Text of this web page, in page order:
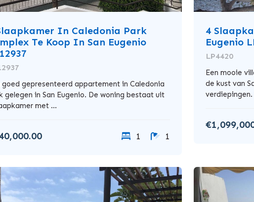
In Caledonia Park
Te Koop In San Eugenio
goed gepresenteerd appartement in Caledonia
gelegen in San Eugenio. De woning bestaat uit
met ...
1 1
4
Eugenio
LP4420
Een mooie
de kust van